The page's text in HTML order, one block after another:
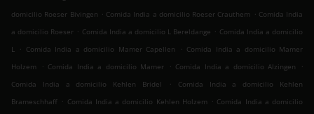
domicilio Roeser Bivingen . Comida India a domicilio Roeser Crauthem . Comida India
a domicilio Roeser . Comida India a domicilio L Bereldange . Comida India a domicilio
L . Comida India a domicilio Mamer Capellen . Comida India a domicilio Mamer
Holzem
. Comida India a domicilio Mamer . Comida India a domicilio Alzingen
.
Comida India a domicilio Kehlen Bridel
.
Comida India a domicilio Kehlen
Brameschhaff . Comida India a domicilio Kehlen Holzem . Comida India a domicilio